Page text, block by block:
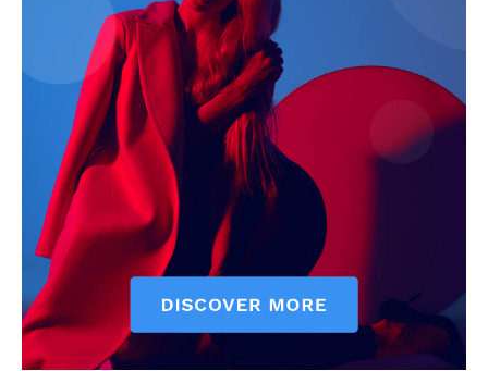
Jagruk Janta
Vishwasniya Hindi Akhbaar